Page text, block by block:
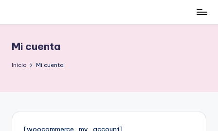
contenido
low-
cost
y
Mi cuenta
Inicio Mi cuenta
[woocommerce_my_account]